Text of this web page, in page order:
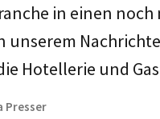
in einen noch
unserem
Hotellerie und
Presser